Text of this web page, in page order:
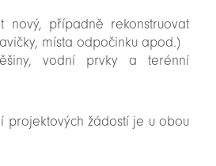
nový, případně rekonstruovat
místa odpočinku apod.)
vodní prvky a terénní
projektových žádostí je u obou